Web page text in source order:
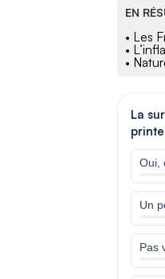
EN
• Les
•
•
La
Oui,
Un
Pas